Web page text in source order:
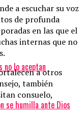
a escuchar su voz
no lo aceptan
se humilla ante Dios
de profunda
en las que el
internas que no
a otros
también
consuelo,